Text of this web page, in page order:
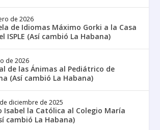
de 2026
de Idiomas Máximo Gorki a la Casa
ISPLE (Así cambió La Habana)
de 2026
de las Ánimas al Pediátrico de
(Así cambió La Habana)
diciembre de 2025
Isabel la Católica al Colegio María
cambió La Habana)